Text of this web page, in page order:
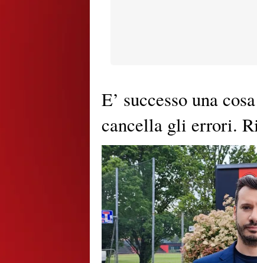
E’ successo una
cancella gli errori.